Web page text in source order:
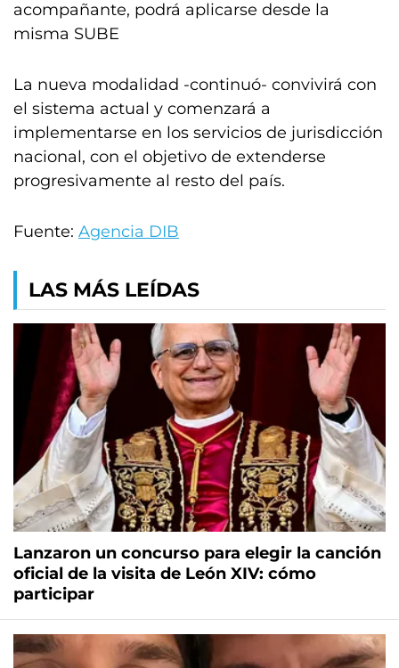
acompañante, podrá aplicarse desde la
misma SUBE
La nueva modalidad -continuó- convivirá con
el sistema actual y comenzará a
implementarse en los servicios de jurisdicción
nacional, con el objetivo de extenderse
progresivamente al resto del país.
Fuente: Agencia DIB
LAS MÁS LEÍDAS
Lanzaron un concurso para elegir la canción
oficial de la visita de León XIV: cómo
participar